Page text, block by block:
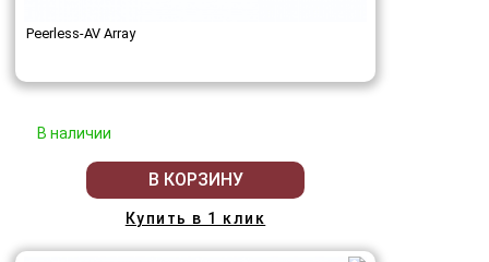
Peerless-AV Array
В наличии
В КОРЗИНУ
Купить в 1 клик